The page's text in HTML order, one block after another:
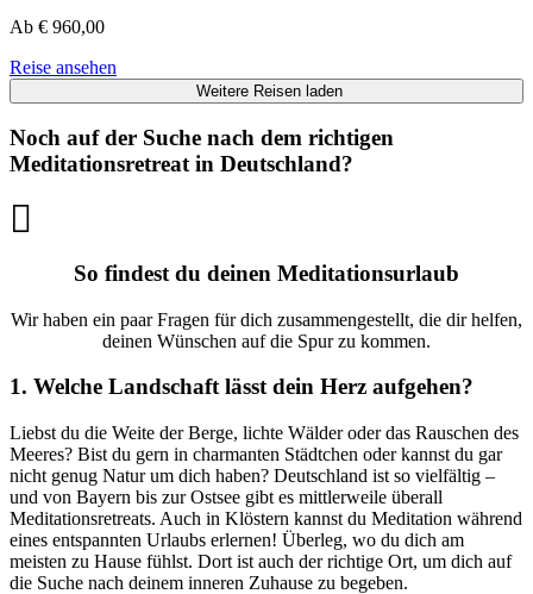
Ab € 960,00
Reise ansehen
Weitere Reisen laden
Noch auf der Suche nach dem richtigen
Meditationsretreat in Deutschland?
So findest du deinen Meditationsurlaub
Wir haben ein paar Fragen für dich zusammengestellt, die dir helfen,
deinen Wünschen auf die Spur zu kommen.
1. Welche Landschaft lässt dein Herz aufgehen?
Liebst du die Weite der Berge, lichte Wälder oder das Rauschen des
Meeres? Bist du gern in charmanten Städtchen oder kannst du gar
nicht genug Natur um dich haben? Deutschland ist so vielfältig –
und von Bayern bis zur Ostsee gibt es mittlerweile überall
Meditationsretreats. Auch in Klöstern kannst du Meditation während
eines entspannten Urlaubs erlernen! Überleg, wo du dich am
meisten zu Hause fühlst. Dort ist auch der richtige Ort, um dich auf
die Suche nach deinem inneren Zuhause zu begeben.